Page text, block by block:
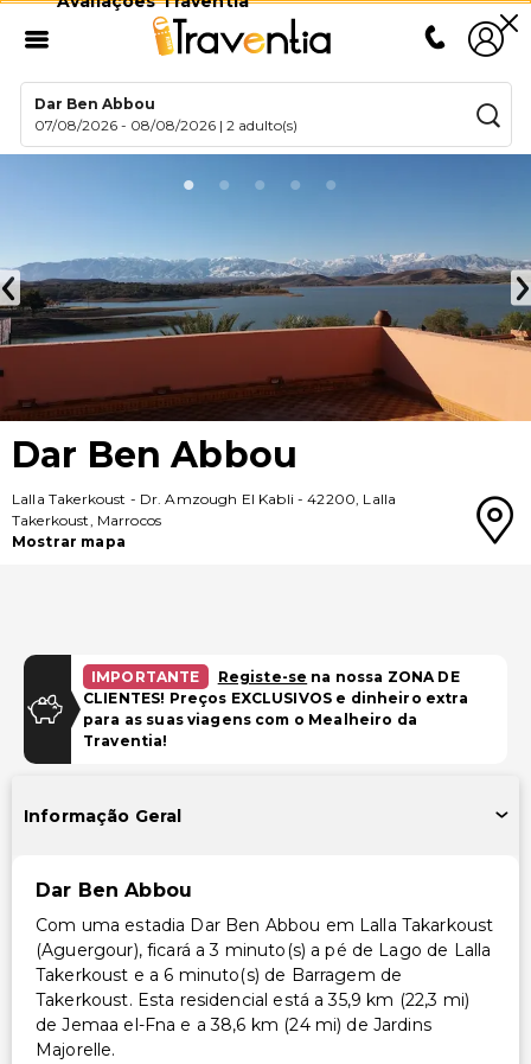
Dar Ben Abbou
07/08/2026 - 08/08/2026 |2 adulto(s)
Dar Ben Abbou
Lalla Takerkoust - Dr. Amzough El Kabli -42200, Lalla
Takerkoust, Marrocos
Mostrar mapa
IMPORTANTE Registe-se na nossa ZONA DE
CLIENTES! Preços EXCLUSIVOS e dinheiro extra
para as suas viagens com o Mealheiro da
Traventia!
Informação Geral
Dar Ben Abbou
Com uma estadia Dar Ben Abbou em Lalla Takarkoust
(Aguergour), ficará a 3 minuto(s) a pé de Lago de Lalla
Takerkoust e a 6 minuto(s) de Barragem de
Takerkoust. Esta residencial está a 35,9 km (22,3 mi)
de Jemaa el-Fna e a 38,6 km (24 mi) de Jardins
Majorelle.